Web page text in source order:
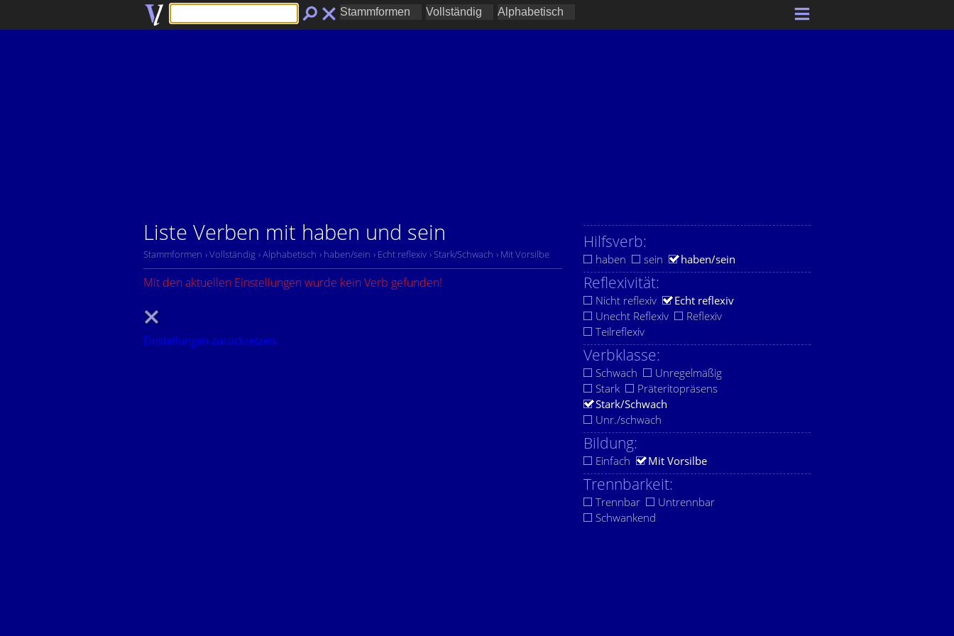
Liste Verben mit haben und sein
Stammformen › Vollständig › Alphabetisch › haben/sein › Echt reflexiv › Stark/Schwach › Mit Vorsilbe
Mit den aktuellen Einstellungen wurde kein Verb gefunden!
Einstellungen zurücksetzen.
Hilfsverb:
haben sein haben/sein
Reflexivität:
Nicht reflexiv
Echt reflexiv
Unecht Reflexiv
Reflexiv
Teilreflexiv
Verbklasse:
Schwach
Unregelmäßig
Stark
Präteritopräsens
Stark/Schwach
Unr./schwach
Bildung:
Einfach Mit Vorsilbe
Trennbarkeit:
Trennbar
Untrennbar
Schwankend